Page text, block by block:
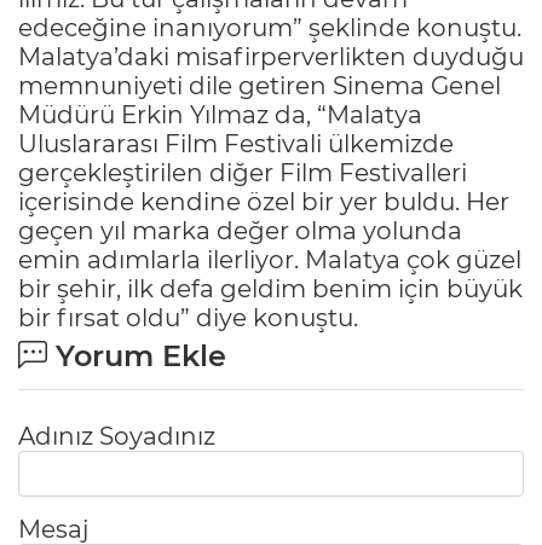
edeceğine inanıyorum” şeklinde konuştu.
Malatya’daki misafirperverlikten duyduğu
memnuniyeti dile getiren Sinema Genel
Müdürü Erkin Yılmaz da, “Malatya
Uluslararası Film Festivali ülkemizde
gerçekleştirilen diğer Film Festivalleri
içerisinde kendine özel bir yer buldu. Her
geçen yıl marka değer olma yolunda
emin adımlarla ilerliyor. Malatya çok güzel
bir şehir, ilk defa geldim benim için büyük
bir fırsat oldu” diye konuştu.
Yorum Ekle
Adınız Soyadınız
Mesaj